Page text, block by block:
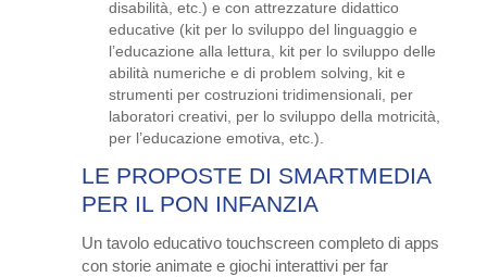
disabilità, etc.) e con attrezzature didattico
educative (kit per lo sviluppo del linguaggio e
l’educazione alla lettura, kit per lo sviluppo delle
abilità numeriche e di problem solving, kit e
strumenti per costruzioni tridimensionali, per
laboratori creativi, per lo sviluppo della motricità,
per l’educazione emotiva, etc.).
LE PROPOSTE DI SMARTMEDIA
PER IL PON INFANZIA
Un tavolo educativo touchscreen completo di apps
con storie animate e giochi interattivi per far